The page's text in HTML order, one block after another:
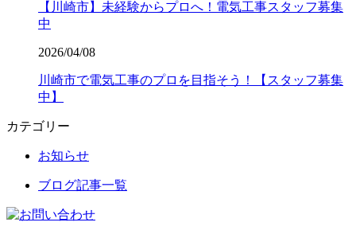
【川崎市】未経験からプロへ！電気工事スタッフ募集
中
2026/04/08
川崎市で電気工事のプロを目指そう！【スタッフ募集
中】
カテゴリー
お知らせ
ブログ記事一覧